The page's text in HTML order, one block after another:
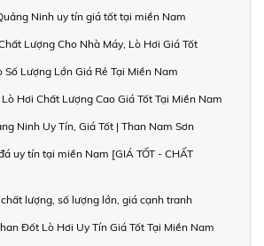
Ninh uy tín giá tốt tại miền Nam
Lượng Cho Nhà Máy, Lò Hơi Giá Tốt
Số Lượng Lớn Giá Rẻ Tại Miền Nam
Hơi Chất Lượng Cao Giá Tốt Tại Miền Nam
Ninh Uy Tín, Giá Tốt | Than Nam Sơn
uy tín tại miền Nam [GIÁ TỐT - CHẤT
lượng, số lượng lớn, giá cạnh tranh
Đốt Lò Hơi Uy Tín Giá Tốt Tại Miền Nam